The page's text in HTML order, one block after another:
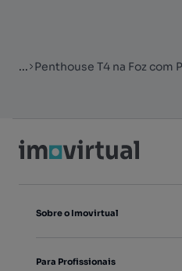
... Penthouse T4 na Foz com
Sobre o Imovirtual
Para Profissionais